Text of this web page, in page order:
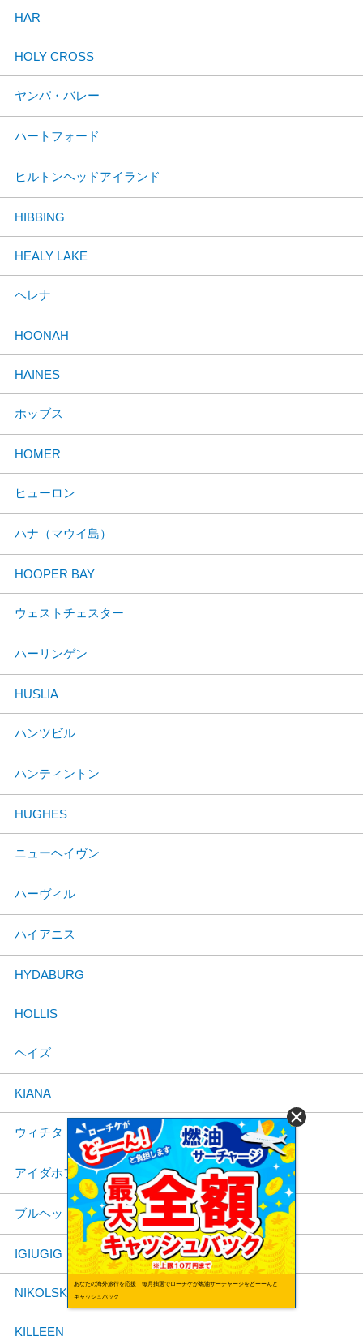
HAR
HOLY CROSS
ヤンパ・バレー
ハートフォード
ヒルトンヘッドアイランド
HIBBING
HEALY LAKE
ヘレナ
HOONAH
HAINES
ホッブス
HOMER
ヒューロン
ハナ（マウイ島）
HOOPER BAY
ウェストチェスター
ハーリンゲン
HUSLIA
ハンツビル
ハンティントン
HUGHES
ニューヘイヴン
ハーヴィル
ハイアニス
HYDABURG
HOLLIS
ヘイズ
KIANA
ウィチタ
アイダホフォールズ
ブルヘッドシティ
IGIUGIG
NIKOLSKI
KILLEEN
あなたの海外旅行を応援！毎月抽選でローチケが燃油サーチャージをどーーんと
キャッシュバック！